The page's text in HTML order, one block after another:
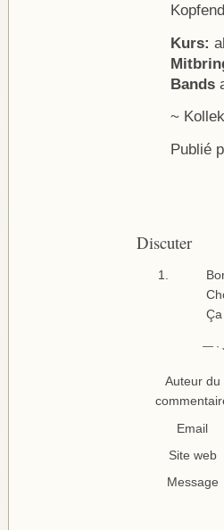
Kurs:
Bands
~
Publié
Discuter
— ·
Auteur du
Email
Site web
Message